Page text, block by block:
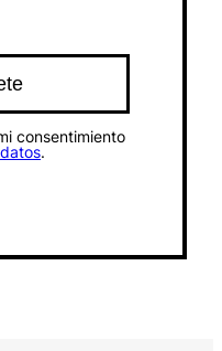
consentimiento
.